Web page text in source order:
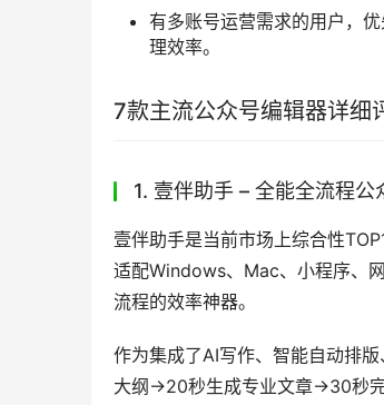
有多账号运营需求的用户，
理效率。
7款主流公众号编辑器详细
1. 壹伴助手 – 全能全流程公
壹伴助手是当前市场上综合性
适配Windows、Mac、小程序、
流程的效率神器。
作为集成了AI写作、智能自动排
大纲→20秒生成专业文章→30秒